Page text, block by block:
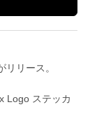
リース。
Logo ステッカ